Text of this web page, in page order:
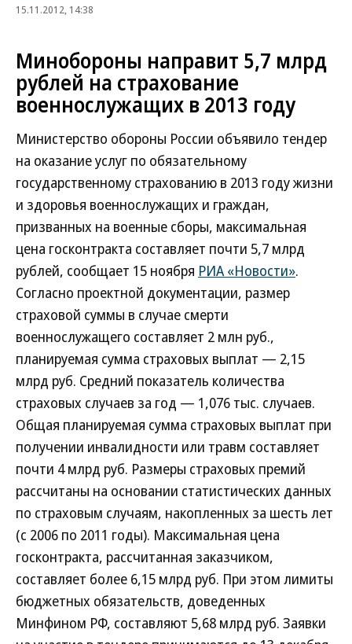
15.11.2012, 14:38
Минобороны направит 5,7 млрд
рублей на страхование
военнослужащих в 2013 году
Министерство обороны России объявило тендер
на оказание услуг по обязательному
государственному страхованию в 2013 году жизни
и здоровья военнослужащих и граждан,
призванных на военные сборы, максимальная
цена госконтракта составляет почти 5,7 млрд
рублей, сообщает 15 ноября РИА «Новости».
Согласно проектной документации, размер
страховой суммы в случае смерти
военнослужащего составляет 2 млн руб.,
планируемая сумма страховых выплат — 2,15
млрд руб. Средний показатель количества
страховых случаев за год — 1,076 тыс. случаев.
Общая планируемая сумма страховых выплат при
получении инвалидности или травм составляет
почти 4 млрд руб. Размеры страховых премий
рассчитаны на основании статистических данных
по страховым случаям, накопленных за шесть лет
(с 2006 по 2011 годы). Максимальная цена
госконтракта, рассчитанная заказчиком,
составляет более 6,15 млрд руб. При этом лимиты
бюджетных обязательств, доведенных
Минфином РФ, составляют 5,68 млрд руб. Заявки